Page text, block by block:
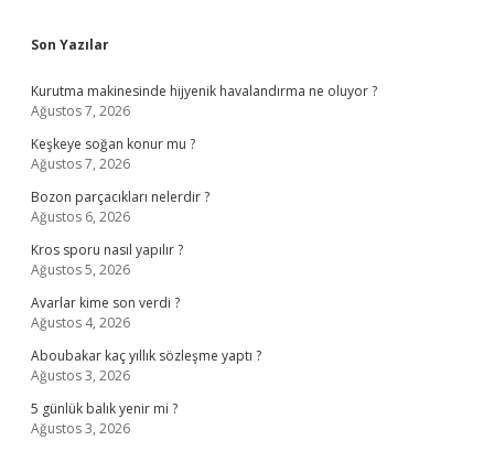
Sidebar
Son Yazılar
Kurutma makinesinde hijyenik havalandırma ne oluyor ?
Ağustos 7, 2026
Keşkeye soğan konur mu ?
Ağustos 7, 2026
Bozon parçacıkları nelerdir ?
Ağustos 6, 2026
Kros sporu nasıl yapılır ?
Ağustos 5, 2026
Avarlar kime son verdi ?
Ağustos 4, 2026
Aboubakar kaç yıllık sözleşme yaptı ?
Ağustos 3, 2026
5 günlük balık yenir mi ?
Ağustos 3, 2026